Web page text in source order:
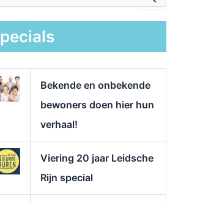
Bekende en onbekende
bewoners doen hier hun
verhaal!
Viering 20 jaar Leidsche
Rijn special